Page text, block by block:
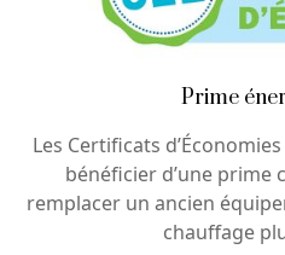
Prime
Les Certificats
bénéficier d’une
remplacer un ancien
chauffage